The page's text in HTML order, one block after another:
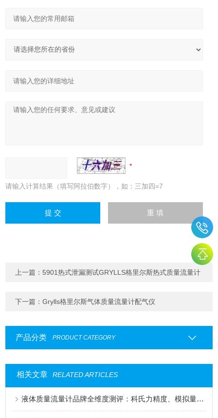
请输入计算结果（填写阿拉伯数字），如：三加四=7
上一篇： 5901热式泄漏测试GRYLLS格里尔斯热式质量流量计
下一篇：Grylls格里尔斯气体质量流量计配气仪
产品分类 PRODUCT CATEGORY
相关文章 RELATED ARTICLES
液体质量流量计品牌全维度测评：科氏力精度、模拟量响应、国产厂家性价比